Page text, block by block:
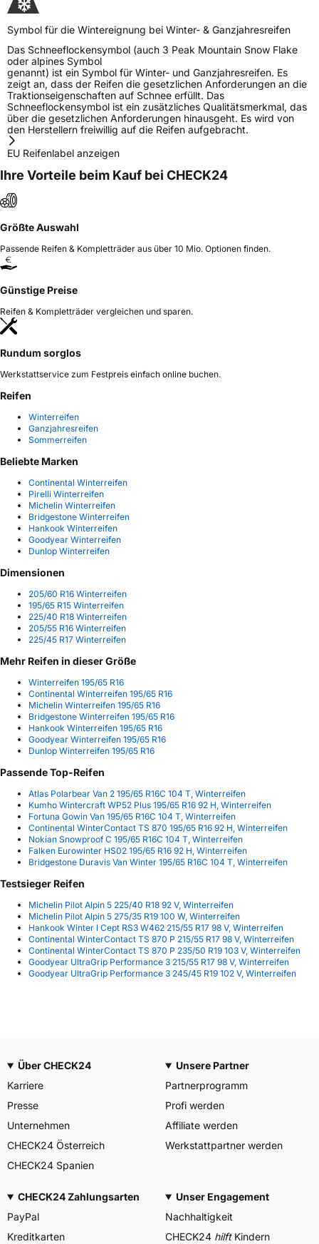
Symbol für die Wintereignung bei Winter- & Ganzjahresreifen
Das Schneeflockensymbol (auch 3 Peak Mountain Snow Flake
oder alpines Symbol
genannt) ist ein Symbol für Winter- und Ganzjahresreifen. Es
zeigt an, dass der Reifen die gesetzlichen Anforderungen an die
Traktionseigenschaften auf Schnee erfüllt. Das
Schneeflockensymbol ist ein zusätzliches Qualitätsmerkmal, das
über die gesetzlichen Anforderungen hinausgeht. Es wird von
den Herstellern freiwillig auf die Reifen aufgebracht.
EU Reifenlabel anzeigen
Ihre Vorteile beim Kauf bei CHECK24
Größte Auswahl
Passende Reifen & Kompletträder aus über 10 Mio. Optionen finden.
Günstige Preise
Reifen & Kompletträder vergleichen und sparen.
Rundum sorglos
Werkstattservice zum Festpreis einfach online buchen.
Reifen
Winterreifen
Ganzjahresreifen
Sommerreifen
Beliebte Marken
Continental Winterreifen
Pirelli Winterreifen
Michelin Winterreifen
Bridgestone Winterreifen
Hankook Winterreifen
Goodyear Winterreifen
Dunlop Winterreifen
Dimensionen
205/60 R16 Winterreifen
195/65 R15 Winterreifen
225/40 R18 Winterreifen
205/55 R16 Winterreifen
225/45 R17 Winterreifen
Mehr Reifen in dieser Größe
Winterreifen 195/65 R16
Continental Winterreifen 195/65 R16
Michelin Winterreifen 195/65 R16
Bridgestone Winterreifen 195/65 R16
Hankook Winterreifen 195/65 R16
Goodyear Winterreifen 195/65 R16
Dunlop Winterreifen 195/65 R16
Passende Top-Reifen
Atlas Polarbear Van 2 195/65 R16C 104 T, Winterreifen
Kumho Wintercraft WP52 Plus 195/65 R16 92 H, Winterreifen
Fortuna Gowin Van 195/65 R16C 104 T, Winterreifen
Continental WinterContact TS 870 195/65 R16 92 H, Winterreifen
Nokian Snowproof C 195/65 R16C 104 T, Winterreifen
Falken Eurowinter HS02 195/65 R16 92 H, Winterreifen
Bridgestone Duravis Van Winter 195/65 R16C 104 T, Winterreifen
Testsieger Reifen
Michelin Pilot Alpin 5 225/40 R18 92 V, Winterreifen
Michelin Pilot Alpin 5 275/35 R19 100 W, Winterreifen
Hankook Winter I Cept RS3 W462 215/55 R17 98 V, Winterreifen
Continental WinterContact TS 870 P 215/55 R17 98 V, Winterreifen
Continental WinterContact TS 870 P 235/50 R19 103 V, Winterreifen
Goodyear UltraGrip Performance 3 215/55 R17 98 V, Winterreifen
Goodyear UltraGrip Performance 3 245/45 R19 102 V, Winterreifen
Über CHECK24
Karriere
Presse
Unternehmen
CHECK24 Österreich
CHECK24 Spanien
Unsere Partner
Partnerprogramm
Profi werden
Affiliate werden
Werkstattpartner werden
CHECK24 Zahlungsarten
PayPal
Kreditkarten
Unser Engagement
Nachhaltigkeit
CHECK24 hilftKindern